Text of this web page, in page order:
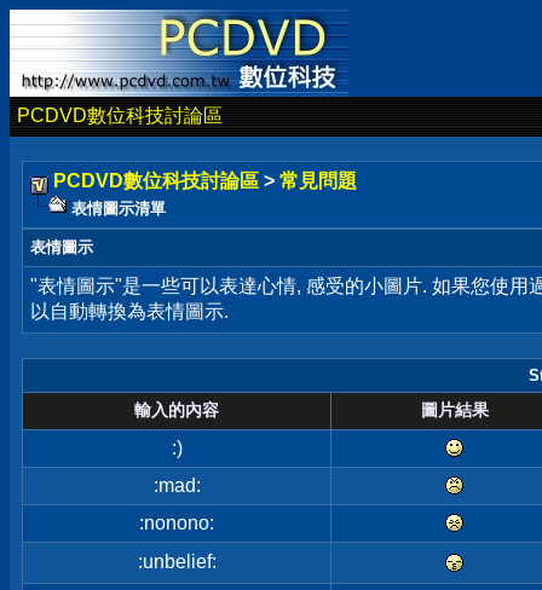
PCDVD數位科技討論區
PCDVD數位科技討論區 > 常見問題
表情圖示清單
表情圖示
"表情圖示"是一些可以表達心情, 感受的小圖片. 如果您使
以自動轉換為表情圖示.
輸入的內容 圖片結果
:)
:mad:
:nonono:
:unbelief: